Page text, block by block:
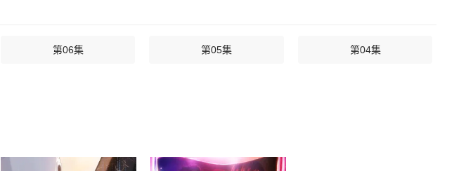
第06集 第05集 第04集